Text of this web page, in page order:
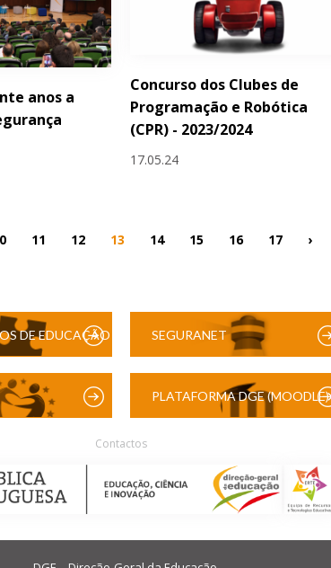
anos a
Concurso dos Clubes de
Programação e Robótica
(CPR) - 2023/2024
17.05.24
11 12 13 14 15 16 17 ›
DE EDUCAÇÃO SEGURANET
PLATAFORMA DGE (MOODLE)
Contactos